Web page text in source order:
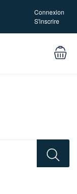
Connexion
S'inscrire